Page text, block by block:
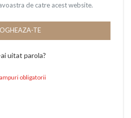
de catre acest website.
TE
uitat parola?